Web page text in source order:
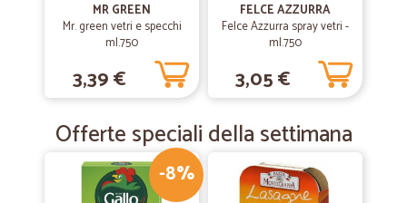
MR GREEN
Mr. green vetri e specchi
ml.750
3,39 €
FELCE AZZURRA
Felce Azzurra spray vetri -
ml.750
3,05 €
Offerte speciali della settimana
-8%